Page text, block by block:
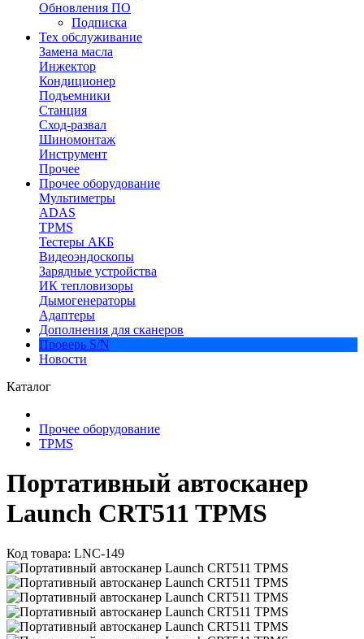
Обновления ПО
Подписка
Тех обслуживание
Замена масла
Инжектор
Кондиционер
Подъемники
Станция
Сход-развал
Шиномонтаж
Инструмент
Прочее
Прочее оборудование
Мультиметры
ADAS
TPMS
Тестеры АКБ
Видеоэндоскопы
Зарядные устройства
ИК тепловизоры
Дымогенераторы
Адаптеры
Дополнения для сканеров
Проверь S/N
Новости
Каталог
Прочее оборудование
TPMS
Портативный автосканер
Launch CRT511 TPMS
Код товара: LNC-149